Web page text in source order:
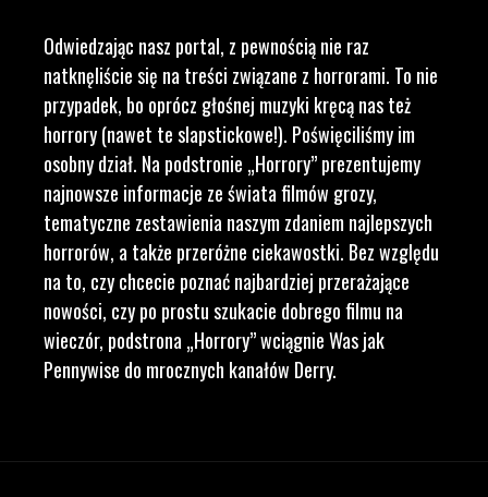
Odwiedzając nasz portal, z pewnością nie raz
natknęliście się na treści związane z horrorami. To nie
przypadek, bo oprócz głośnej muzyki kręcą nas też
horrory (nawet te slapstickowe!). Poświęciliśmy im
osobny dział. Na podstronie „Horrory” prezentujemy
najnowsze informacje ze świata filmów grozy,
tematyczne zestawienia naszym zdaniem najlepszych
horrorów, a także przeróżne ciekawostki. Bez względu
na to, czy chcecie poznać najbardziej przerażające
nowości, czy po prostu szukacie dobrego filmu na
wieczór, podstrona „Horrory” wciągnie Was jak
Pennywise do mrocznych kanałów Derry.